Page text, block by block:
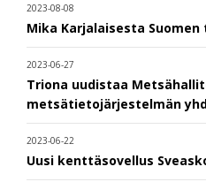
2023-08-08
Mika Karjalaisesta
2023-06-27
Triona uudistaa
metsätietojärjestelmän
2023-06-22
Uusi kenttäsovellus